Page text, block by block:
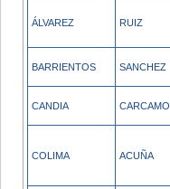
ÁLVAREZ RUIZ
BARRIENTOS SANCHEZ
CANDIA CARCAMO
COLIMA ACUÑA